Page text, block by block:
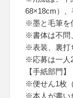
68×18cm）、
※墨と毛筆を
※書体は不問
※表装、裏打
※応募は一人
【手紙部門】
※便せん1枚（
※本人が書い